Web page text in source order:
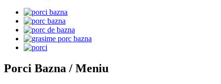
Porci Bazna / Meniu